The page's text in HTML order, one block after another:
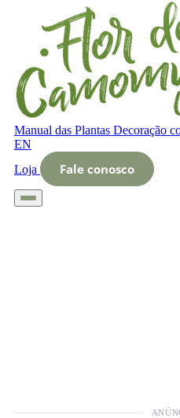
Manual das Plantas Decoração
EN
Loja
Fale conosco